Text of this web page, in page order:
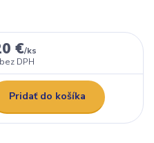
€/ks
bez DPH
Pridať do košíka